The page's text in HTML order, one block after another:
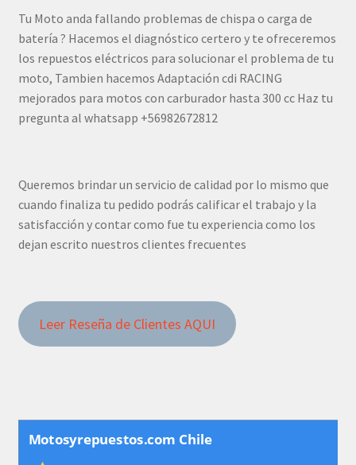
Tu Moto anda fallando problemas de chispa o carga de
batería ? Hacemos el diagnóstico certero y te ofreceremos
los repuestos eléctricos para solucionar el problema de tu
moto, Tambien hacemos Adaptación cdi RACING
mejorados para motos con carburador hasta 300 cc Haz tu
pregunta al whatsapp +56982672812
Queremos brindar un servicio de calidad por lo mismo que
cuando finaliza tu pedido podrás calificar el trabajo y la
satisfacción y contar como fue tu experiencia como los
dejan escrito nuestros clientes frecuentes
Leer Reseña de Clientes AQUI
Motosyrepuestos.com Chile